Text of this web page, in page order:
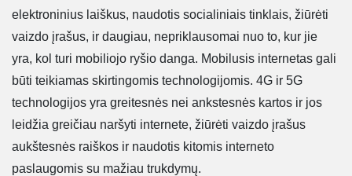
elektroninius laiškus, naudotis socialiniais tinklais, žiūrėti
vaizdo įrašus, ir daugiau, nepriklausomai nuo to, kur jie
yra, kol turi mobiliojo ryšio danga. Mobilusis internetas gali
būti teikiamas skirtingomis technologijomis. 4G ir 5G
technologijos yra greitesnės nei ankstesnės kartos ir jos
leidžia greičiau naršyti internete, žiūrėti vaizdo įrašus
aukštesnės raiškos ir naudotis kitomis interneto
paslaugomis su mažiau trukdymų.